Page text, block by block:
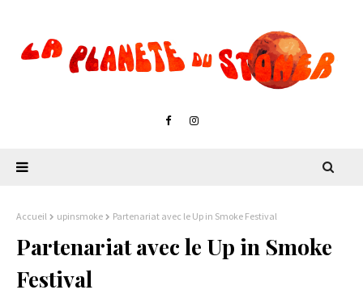
Accueil upinsmoke Partenariat avec le Up in Smoke Festival
Partenariat avec le Up in Smoke
Festival